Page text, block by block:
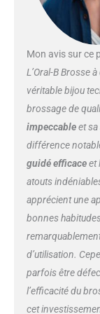
Mon avis sur ce
L’Oral-B Brosse
véritable bijou
brossage de
impeccableet sa
différence
guidé efficaceet
atouts
apprécient une
bonnes
d’utilisation.
parfois être
l’efficacité du
cet